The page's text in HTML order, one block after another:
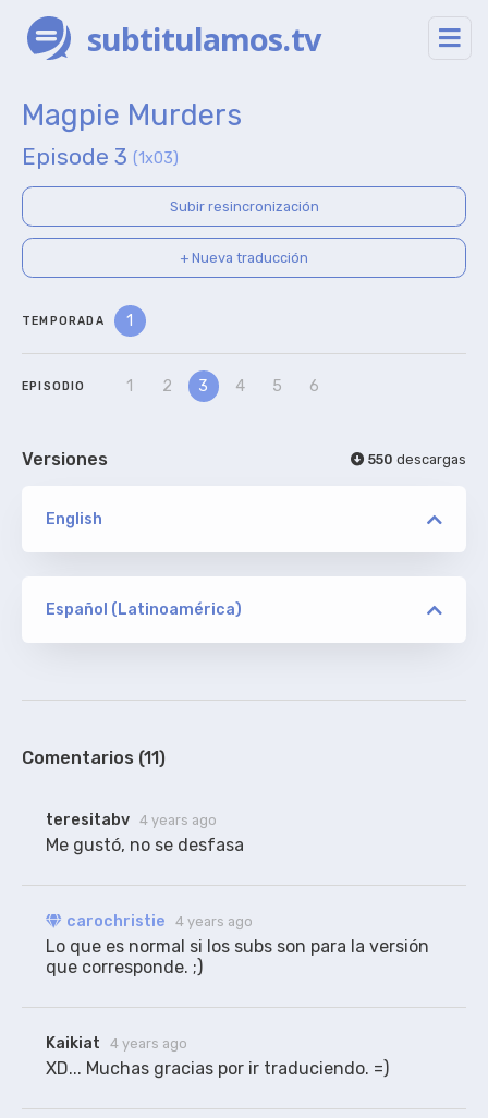
subtitulamos.tv
Magpie Murders
Episode 3 (1x03)
Subir resincronización
+ Nueva traducción
TEMPORADA 1
EPISODIO 1 2 3 4 5 6
Versiones 550 descargas
English
AMZN squalor/ION10/720p HEVC
ORIGINAL carochristie
Español (Latinoamérica)
AMZN squalor/ION10/720p HEVC
Comentarios (11)
teresitabv 4 years ago
Me gustó, no se desfasa
carochristie 4 years ago
Lo que es normal si los subs son para la versión
que corresponde. ;)
Kaikiat 4 years ago
XD... Muchas gracias por ir traduciendo. =)